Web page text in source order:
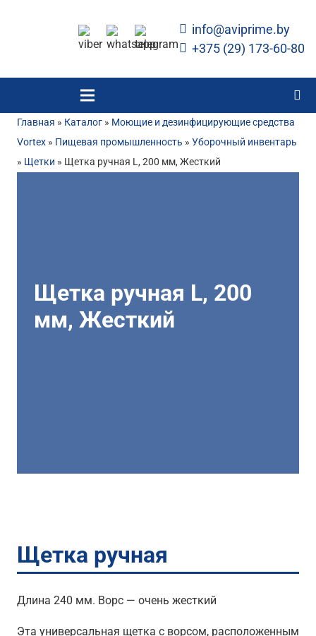
info@aviprime.by
+375 (29) 173-60-80
Главная » Каталог » Моющие и дезинфицирующие средства
Vortex » Пищевая промышленность » Уборочный инвентарь
» Щетки » Щетка ручная L, 200 мм, Жесткий
Щетка ручная L, 200
мм, Жесткий
Щетка ручная
Длина 240 мм. Ворс — очень жесткий
Эта универсальная щетка с ворсом, расположенным